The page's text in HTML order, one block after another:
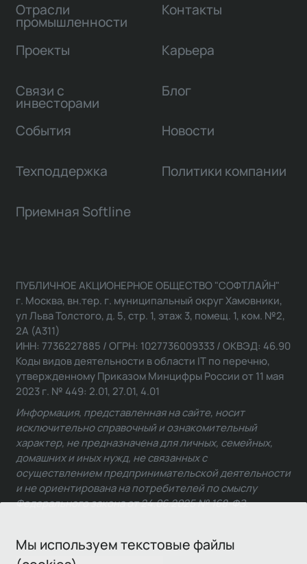
Мы используем текстовые файлы
Отрасли
промышленности
Проекты
Связи с
инвесторами
Контакты
Карьера
Блог
События Новости
Техподдержка Политики компании
Приемная Softline
ПУБЛИЧНОЕ АКЦИОНЕРНОЕ ОБЩЕСТВО "СОФТЛАЙН"
г. Москва, вн.тер. г. муниципальный округ Хамовники,
ул Льва Толстого, д. 5, стр. 1, этаж 3, помещ. 1, ком. №2,
2А (А311)
ИНН: 7736227885 / ОГРН: 1027736009333 / ОКВЭД: 46.90
Коды видов деятельности в области IT по перечню,
утвержденному Приказом Минцифры России от 11 мая
2023 г. № 449: 2.01, 27.01, 4.01
Информация, представленная на сайте, носит
исключительно справочный и ознакомительный
характер, не предназначена для личных, семейных,
домашних и иных нужд, не связанных с
осуществлением предпринимательской деятельности
и не ориентирована на потребителей по смыслу
Федерального закона от 24.06.2025 № 168-ФЗ.